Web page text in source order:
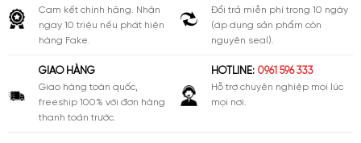
Cam kết chính hãng. Nhận
ngay 10 triệu nếu phát hiện
hàng Fake.
Đổi trả miễn phí trong 10 ngày
(áp dụng sản phẩm còn
nguyên seal).
GIAO HÀNG
Giao hàng toàn quốc,
freeship 100% với đơn hàng
thanh toán trước.
HOTLINE: 0961 596 333
Hỗ trợ chuyên nghiệp mọi lúc
mọi nơi.